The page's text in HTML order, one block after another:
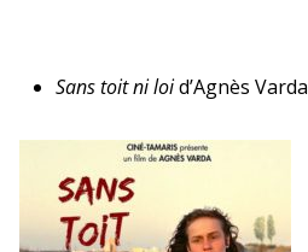
Sans toit ni loid’Agnès Varda